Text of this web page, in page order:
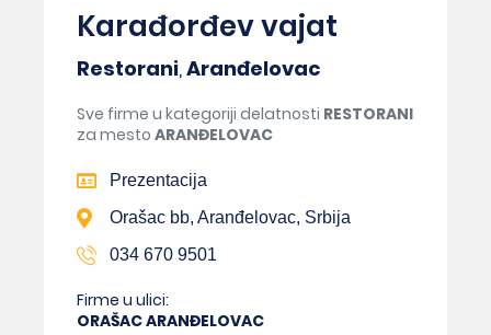
Karađorđev vajat
Restorani,Aranđelovac
Sve firme u kategoriji delatnosti RESTORANI
za mesto ARANĐELOVAC
Prezentacija
Orašac bb, Aranđelovac, Srbija
034 670 9501
Firme u ulici:
ORAŠAC ARANĐELOVAC